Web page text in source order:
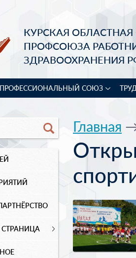
КУРСКАЯ
ПРОФСОЮЗА
ЗДРАВООХРАНЕНИЯ
СОЮЗ
Главная